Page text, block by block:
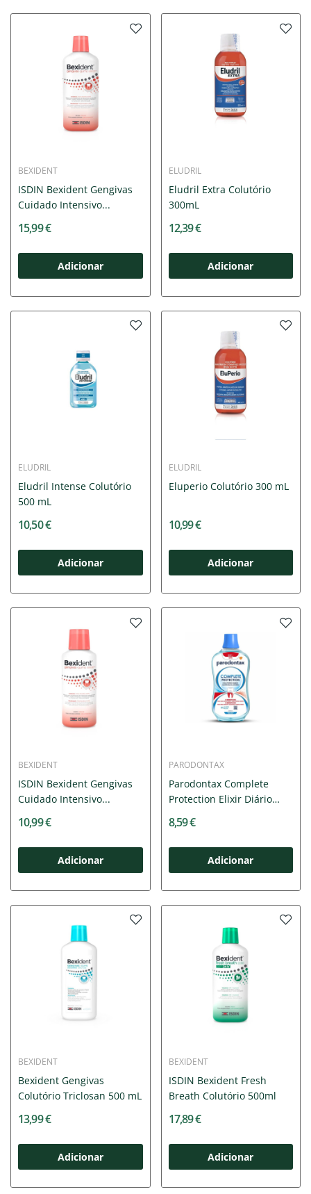
BEXIDENT
ISDIN Bexident Gengivas
Cuidado Intensivo...
15,99 €
Adicionar
ELUDRIL
Eludril Extra Colutório
300mL
12,39 €
Adicionar
ELUDRIL
Eludril Intense Colutório
500 mL
10,50 €
Adicionar
ELUDRIL
Eluperio Colutório 300 mL
10,99 €
Adicionar
BEXIDENT
ISDIN Bexident Gengivas
Cuidado Intensivo...
10,99 €
Adicionar
PARODONTAX
Parodontax Complete
Protection Elixir Diário
8,59 €
Adicionar
BEXIDENT
Bexident Gengivas
Colutório Triclosan 500 mL
13,99 €
Adicionar
BEXIDENT
ISDIN Bexident Fresh
Breath Colutório 500ml
17,89 €
Adicionar